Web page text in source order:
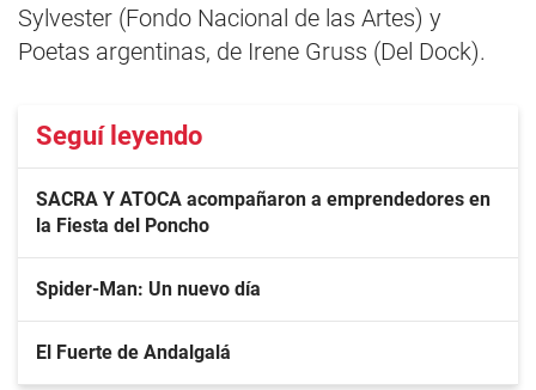
Sylvester (Fondo Nacional de las Artes) y
Poetas argentinas, de Irene Gruss (Del Dock).
Seguí leyendo
SACRA Y ATOCA acompañaron a emprendedores en
la Fiesta del Poncho
Spider-Man: Un nuevo día
El Fuerte de Andalgalá